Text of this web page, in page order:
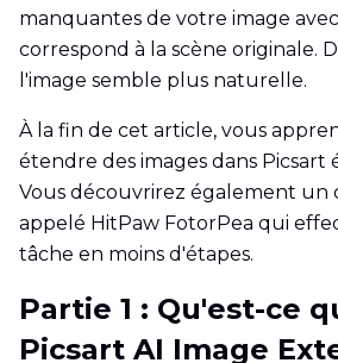
manquantes de votre image
correspond à la scène originale.
l'image semble plus naturelle.
À la fin de cet article, vous
étendre des images dans Picsart
Vous découvrirez également
appelé HitPaw FotorPea qui
tâche en moins d'étapes.
Partie 1 : Qu'est-ce
Picsart AI Image